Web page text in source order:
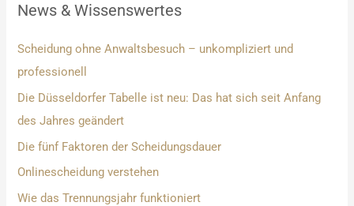
News & Wissenswertes
Scheidung ohne Anwaltsbesuch – unkompliziert und
professionell
Die Düsseldorfer Tabelle ist neu: Das hat sich seit Anfang
des Jahres geändert
Die fünf Faktoren der Scheidungsdauer
Onlinescheidung verstehen
Wie das Trennungsjahr funktioniert